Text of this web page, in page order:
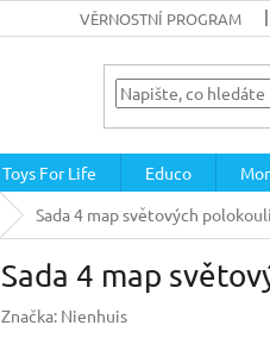
VĚRNOSTNÍ PROGRAM
Toys For Life Educo
Sada 4 map světových polokoulí
Sada 4 map
Značka: Nienhuis